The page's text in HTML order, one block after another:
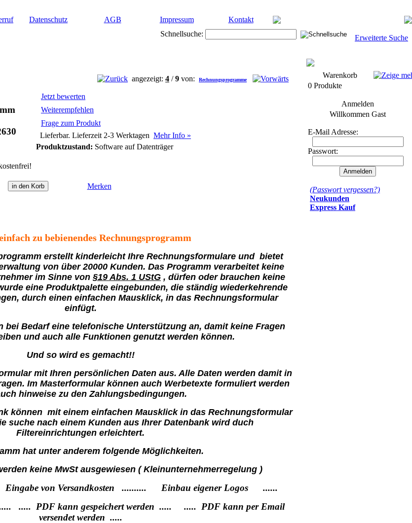
Datenschutz AGB Impressum Kontakt
Schnellsuche: Erweiterte Suche
angezeigt: 4 /9 von: Rechnungsprogramme
Jetzt bewerten
Weiterempfehlen
Frage zum Produkt
Lieferbar. Lieferzeit 2-3 Werktagen Mehr Info »
Produktzustand: Software auf Datenträger
Merken
zu bebienendes Rechnungsprogramm
erstellt kinderleicht Ihre Rechnungsformulare und bietet
von über 20000 Kunden. Das Programm verarbeitet keine
im Sinne von§19 Abs. 1 UStG , dürfen oder brauchen keine
eine Produktpalette eingebunden, die ständig wiederkehrende
durch einen einfachen Mausklick, in das Rechnungsformular
einfügt.
bei Bedarf eine telefonische Unterstützung an, damit keine Fragen
und auch alle Funktionen genutzt werden können.
Und so wird es gemacht!!
mit Ihren persönlichen Daten aus. Alle Daten werden damit in
Im Masterformular können auch Werbetexte formuliert werden
hinweise zu den Zahlungsbedingungen.
können mit einem einfachen Mausklick in das Rechnungsformular
suche nach einem Kunden aus Ihrer Datenbank wird duch
Filtereinrichtungen erleichtert.
hat unter anderem folgende Möglichkeiten.
keine MwSt ausgewiesen ( Kleinunternehmerregelung )
Eingabe von Versandkosten .......... Einbau eigener Logos ......
..... PDF kann gespeichert werden ..... ..... PDF kann per Email
versendet werden .....
Warenkorb
0 Produkte
Anmelden
Willkommen Gast
E-Mail Adresse:
Passwort:
(Passwort vergessen?)
Neukunden
Express Kauf